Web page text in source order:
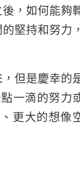
，如何能夠
堅持和努力，
但是慶幸的
一滴的努力
更大的想像